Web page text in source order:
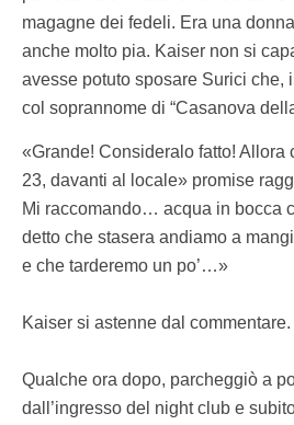
magagne dei fedeli. Era una
anche molto pia. Kaiser non si
avesse potuto sposare Surici che,
col soprannome di “Casanova
«Grande! Consideralo fatto! Allora
23, davanti al locale» promise
Mi raccomando… acqua in bocca
detto che stasera andiamo a
e che tarderemo un po’…»
Kaiser si astenne dal commentare.
Qualche ora dopo, parcheggiò a
dall’ingresso del night club e